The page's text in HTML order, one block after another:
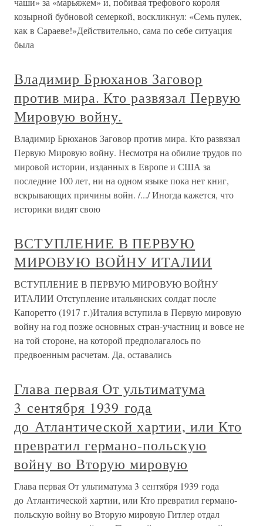
козырной бубновой семеркой, воскликнул: «Семь пулек,
как в Сараеве!»Действительно, сама по себе ситуация
была
Владимир Брюханов Заговор
против мира. Кто развязал Первую
Мировую войну.
Владимир Брюханов Заговор против мира. Кто развязал
Первую Мировую войну. Несмотря на обилие трудов по
мировой истории, изданных в Европе и США за
последние 100 лет, ни на одном языке пока нет книг,
вскрывающих причины войн. /.../ Иногда кажется, что
историки видят свою
ВСТУПЛЕНИЕ В ПЕРВУЮ
МИРОВУЮ ВОЙНУ ИТАЛИИ
ВСТУПЛЕНИЕ В ПЕРВУЮ МИРОВУЮ ВОЙНУ
ИТАЛИИ Отступление итальянских солдат после
Капоретто (1917 г.)Италия вступила в Первую мировую
войну на год позже основных стран-участниц и вовсе не
на той стороне, на которой предполагалось по
предвоенным расчетам. Да, оставались
Глава первая От ультиматума
3 сентября 1939 года
до Атлантической хартии, или Кто
превратил германо-польскую
войну во Вторую мировую
Глава первая От ультиматума 3 сентября 1939 года
до Атлантической хартии, или Кто превратил германо-
польскую войну во Вторую мировую Гитлер отдал